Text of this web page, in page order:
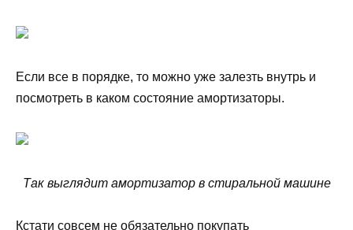
Если все в порядке, то можно уже залезть внутрь и
посмотреть в каком состояние амортизаторы.
Так выглядит амортизатор в стиральной машине
Кстати совсем не обязательно покупать